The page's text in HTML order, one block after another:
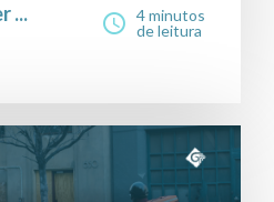
...
4 minutos
de leitura